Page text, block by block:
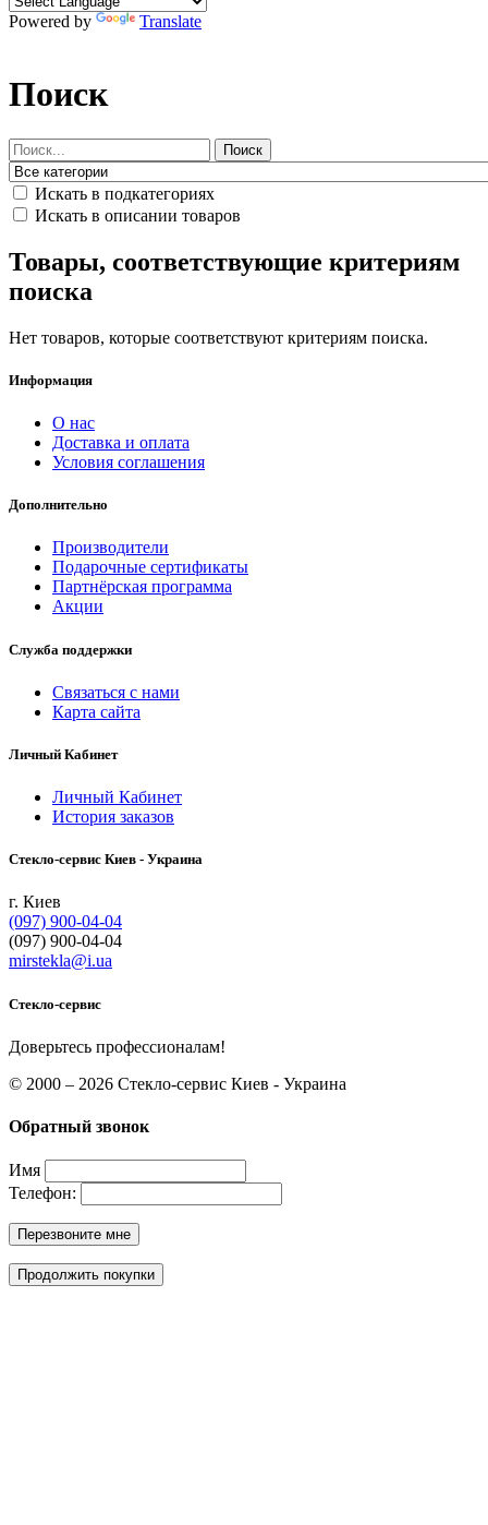
Powered by Translate
Поиск
Поиск
Искать в подкатегориях
Искать в описании товаров
Товары, соответствующие критериям
поиска
Нет товаров, которые соответствуют критериям поиска.
Информация
О нас
Доставка и оплата
Условия соглашения
Дополнительно
Производители
Подарочные сертификаты
Партнёрская программа
Акции
Служба поддержки
Связаться с нами
Карта сайта
Личный Кабинет
Личный Кабинет
История заказов
Cтекло-сервис Киев - Украина
г. Киев
(097) 900-04-04
(097) 900-04-04
mirstekla@i.ua
Стекло-сервис
Доверьтесь профессионалам!
© 2000 – 2026 Cтекло-сервис Киев - Украина
Обратный звонок
Имя
Телефон:
Перезвоните мне
Продолжить покупки